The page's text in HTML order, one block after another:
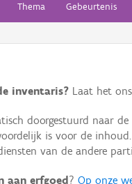
Thema Gebeurtenis
inventaris? Laat het
doorgestuurd naar
is voor de
van de andere
aan erfgoed ? Op onze